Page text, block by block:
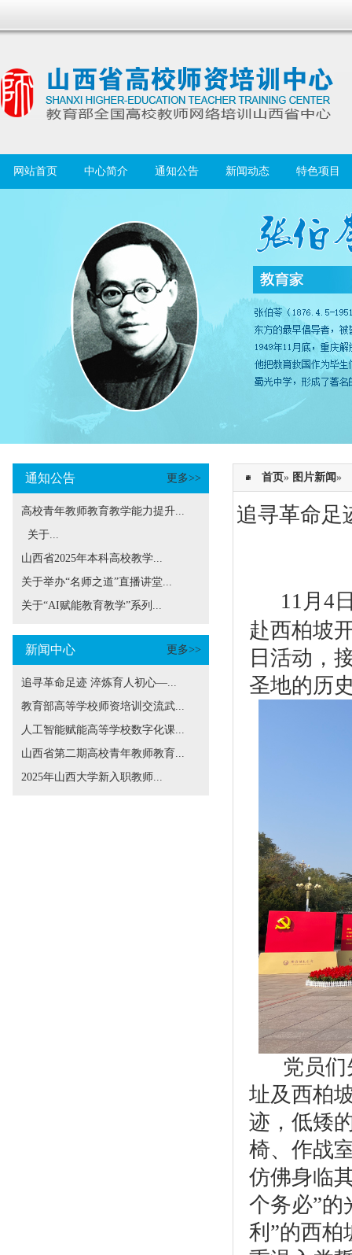
网站首页 中心简介 通知公告 新闻动态 特色项目
通知公告 更多>>
高校青年教师教育教学能力提升...
关于...
山西省2025年本科高校教学...
关于举办“名师之道”直播讲堂...
关于“AI赋能教育教学”系列...
新闻中心 更多>>
追寻革命足迹 淬炼育人初心—...
教育部高等学校师资培训交流武...
人工智能赋能高等学校数字化课...
山西省第二期高校青年教师教育...
2025年山西大学新入职教师...
首页» 图片新闻»
追寻革命
11月4
赴西柏坡
日活动，
圣地的历
党员
址及西柏
迹，低矮
椅、作战
仿佛身临
个务必”的
利”的西柏